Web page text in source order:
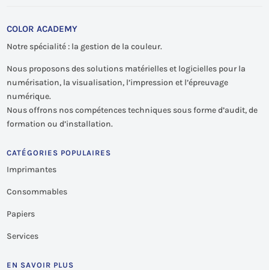
COLOR ACADEMY
Notre spécialité : la gestion de la couleur.
Nous proposons des solutions matérielles et logicielles pour la
numérisation, la visualisation, l’impression et l’épreuvage
numérique.
Nous offrons nos compétences techniques sous forme d’audit, de
formation ou d’installation.
CATÉGORIES POPULAIRES
Imprimantes
Consommables
Papiers
Services
EN SAVOIR PLUS